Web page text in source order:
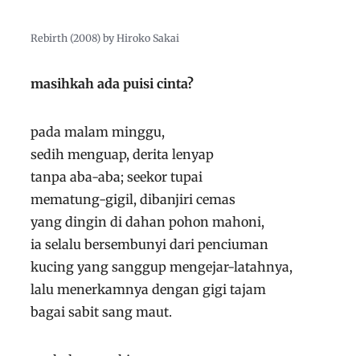
Rebirth (2008) by Hiroko Sakai
masihkah ada puisi cinta?
pada malam minggu,
sedih menguap, derita lenyap
tanpa aba-aba; seekor tupai
mematung-gigil, dibanjiri cemas
yang dingin di dahan pohon mahoni,
ia selalu bersembunyi dari penciuman
kucing yang sanggup mengejar-latahnya,
lalu menerkamnya dengan gigi tajam
bagai sabit sang maut.